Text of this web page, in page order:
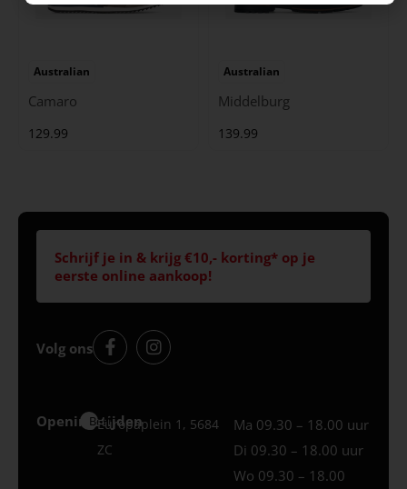
Australian
Camaro
129.99
Australian
Middelburg
139.99
Schrijf je in & krijg €10,- korting* op je
eerste online aankoop!
Volg ons
Openingstijden
Best
Europaplein 1, 5684
ZC
Ma 09.30 – 18.00 uur
Di 09.30 – 18.00 uur
Wo 09.30 – 18.00